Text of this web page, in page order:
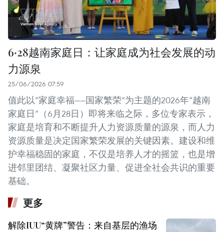
6·28越南家庭日：让家庭成为社会发展的动
力源泉
25/06/2026 07:59
值此以“家庭幸福——国家繁荣”为主题的2026年“越南
家庭日”（6月28日）即将来临之际，多位专家表示，
家庭是培育和不断提升人力资源质量的源泉，而人力
资源质量是决定国家繁荣发展的关键因素。建设和维
护幸福稳固的家庭，不仅是培养人才的摇篮，也是增
进邻里团结、凝聚社区力量、促进全社会共识的重要
基础。
更多
解除IUU“黄牌”警告：来自基层的渔场